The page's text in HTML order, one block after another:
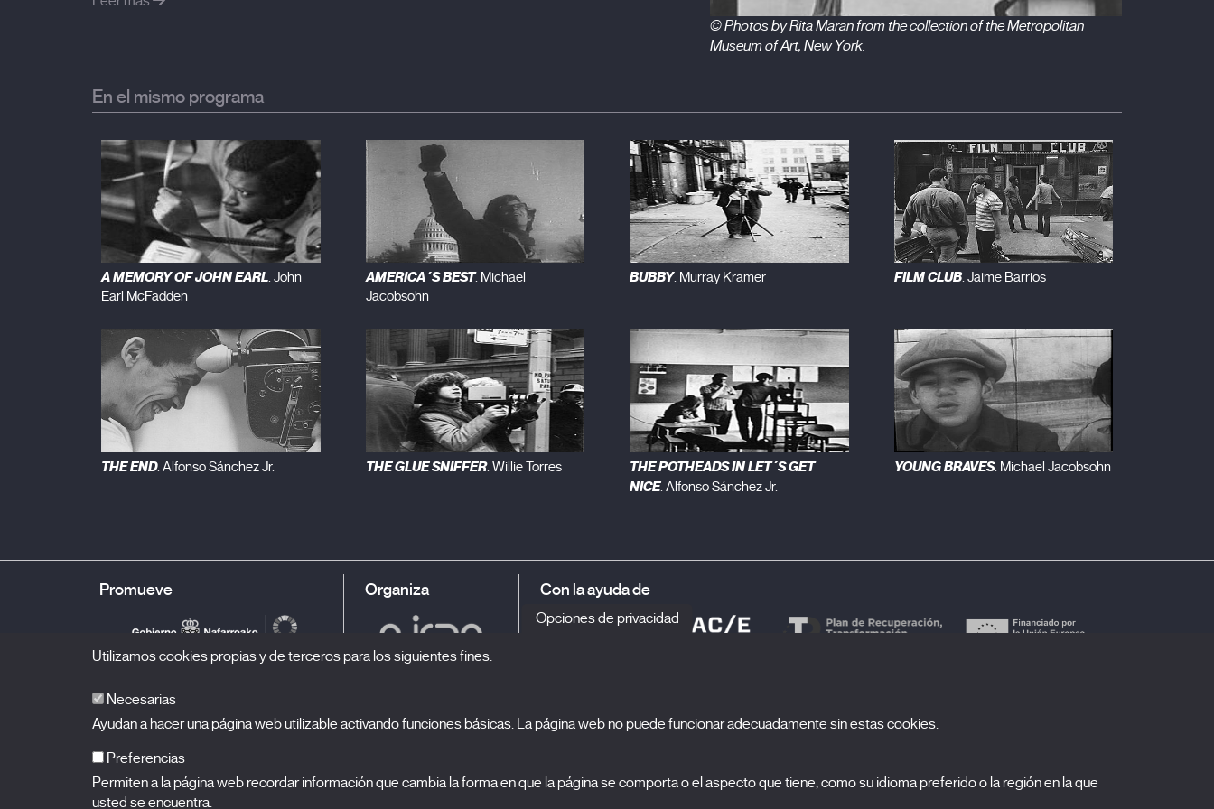
© Photos by Rita Maran from the collection of the Metropolitan
Museum of Art, New York.
En el mismo programa
A MEMORY OF JOHN EARL. John
Earl McFadden
AMERICA´S BEST. Michael
Jacobsohn
BUBBY. Murray Kramer FILM CLUB. Jaime Barrios
THE END. Alfonso Sánchez Jr. THE GLUE SNIFFER. Willie Torres
THE POTHEADS IN LET´S GET
NICE. Alfonso Sánchez Jr.
YOUNG BRAVES. Michael Jacobsohn
Promueve Organiza Con la ayuda de
BALUARTEPalacio de Congresos y Auditorio de Navarra
Edición 2027
Nombre
Opciones de privacidad
Utilizamos cookies propias y de terceros para los siguientes fines:
Necesarias
Ayudan a hacer una página web utilizable activando funciones básicas. La página web no puede funcionar adecuadamente sin estas cookies.
Preferencias
Permiten a la página web recordar información que cambia la forma en que la página se comporta o el aspecto que tiene, como su idioma preferido o la región en la que
usted se encuentra.